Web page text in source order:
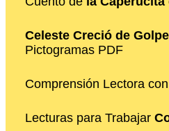
Celeste Creció de Golpe
Pictogramas PDF
Comprensión Lectora con
Lecturas para Trabajar